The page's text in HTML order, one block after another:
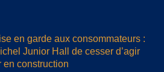
en garde aux consommateurs :
Junior Hall de cesser d’agir
en construction